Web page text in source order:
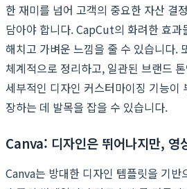
한 재미를 넘어 고객의 중요한 자산 결
담아야 합니다. CapCut의 화려한 효과
해치고 가벼운 느낌을 줄 수 있습니다.
체계적으로 정리하고, 일관된 브랜드
세부적인 디자인 커스터마이징 기능이
장하는 데 발목을 잡을 수 있습니다.
Canva: 디자인은 뛰어나지만, 영
Canva는 방대한 디자인 템플릿을 기반